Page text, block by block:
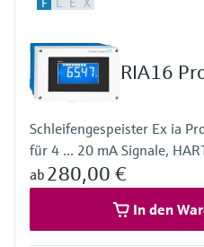
1 x Analog 4...20 mA
1 x Open-Kollektor
Anzeige
LCD 20 mm (0,79")
5-stellig
Klartext-Feld
Spannungsversorgung
Schleifengespeist
RIA16
Schleifengespeister Ex ia
für 4 ... 20 mA Signale,
ab 280,00 €
In den